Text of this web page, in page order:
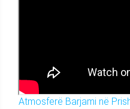
Atmosferë Barjami në